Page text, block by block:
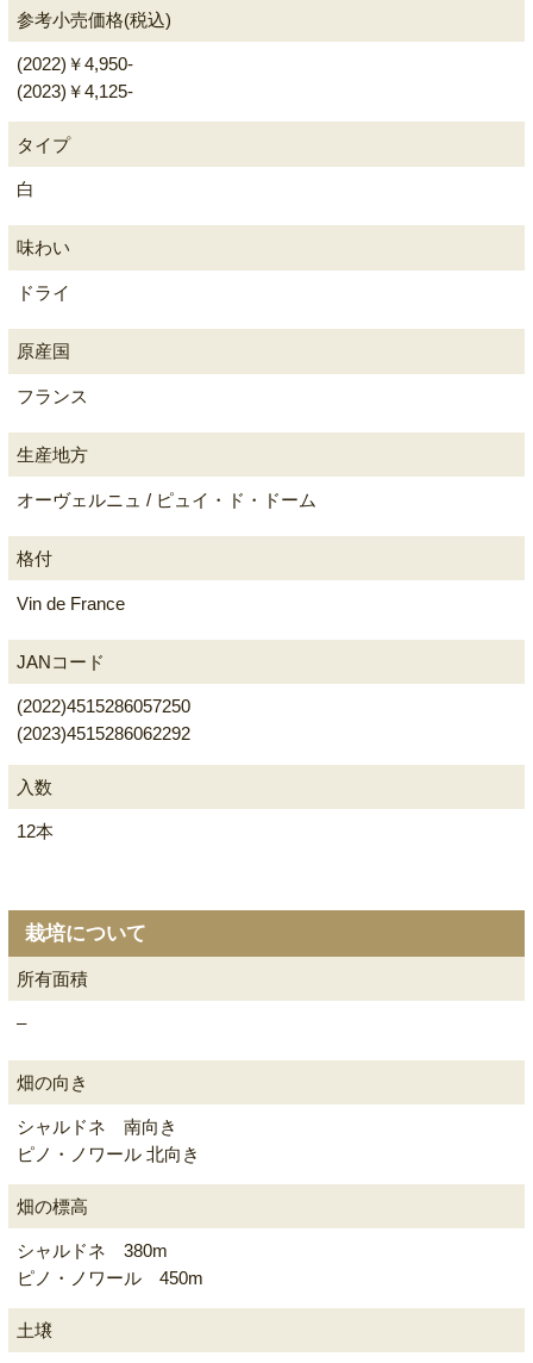
参考小売価格(税込)
(2022)￥4,950-
(2023)￥4,125-
タイプ
白
味わい
ドライ
原産国
フランス
生産地方
オーヴェルニュ / ピュイ・ド・ドーム
格付
Vin de France
JANコード
(2022)4515286057250
(2023)4515286062292
入数
12本
栽培について
所有面積
–
畑の向き
シャルドネ 南向き
ピノ・ノワール 北向き
畑の標高
シャルドネ 380m
ピノ・ノワール 450m
土壌